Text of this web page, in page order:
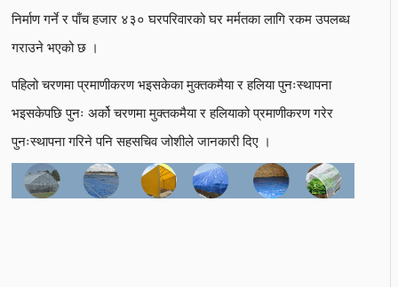
निर्माण गर्ने र पाँच हजार ४३० घरपरिवारको घर मर्मतका लागि रकम उपलब्ध
गराउने भएको छ ।
पहिलो चरणमा प्रमाणीकरण भइसकेका मुक्तकमैया र हलिया पुनःस्थापना
भइसकेपछि पुनः अर्को चरणमा मुक्तकमैया र हलियाको प्रमाणीकरण गरेर
पुनःस्थापना गरिने पनि सहसचिव जोशीले जानकारी दिए ।